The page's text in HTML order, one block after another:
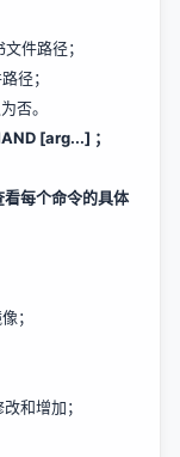
文件路径；
路径；
否。
[arg...] ；
每个命令的具体
像；
改和增加；